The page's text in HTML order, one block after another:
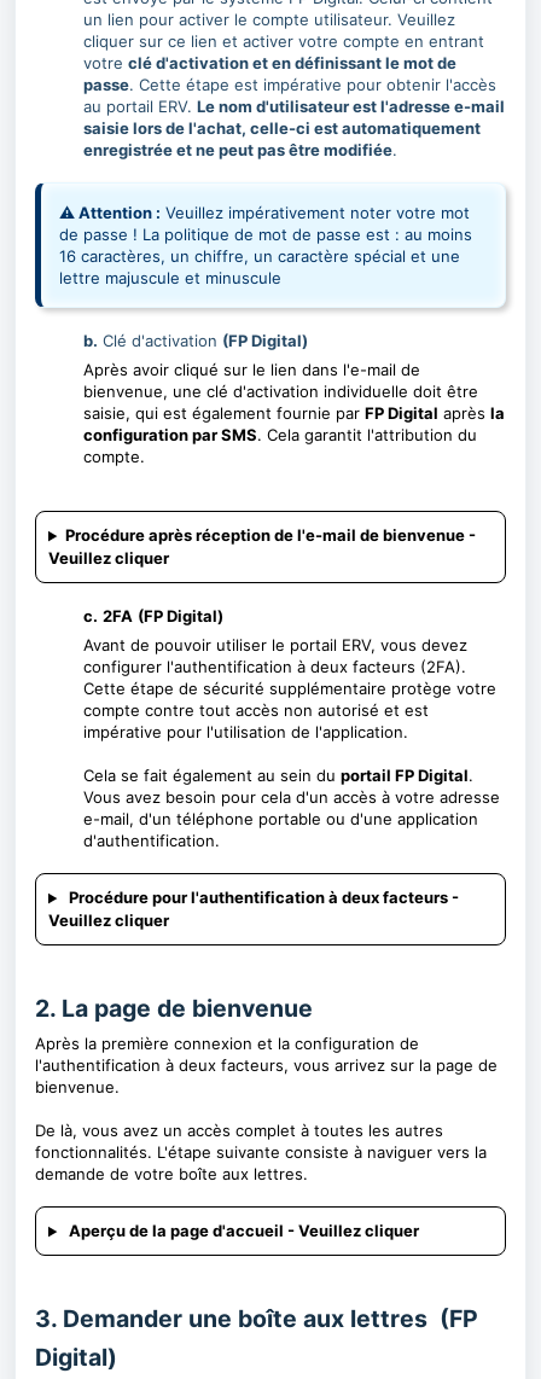
un lien pour activer le compte utilisateur. Veuillez
cliquer sur ce lien et activer votre compte en entrant
votre clé d'activation et en définissant le mot de
passe. Cette étape est impérative pour obtenir l'accès
au portail ERV. Le nom d'utilisateur est l'adresse e-mail
saisie lors de l'achat, celle-ci est automatiquement
enregistrée et ne peut pas être modifiée.
⚠ Attention : Veuillez impérativement noter votre mot
de passe ! La politique de mot de passe est : au moins
16 caractères, un chiffre, un caractère spécial et une
lettre majuscule et minuscule
b. Clé d'activation (FP Digital)
Après avoir cliqué sur le lien dans l'e-mail de
bienvenue, une clé d'activation individuelle doit être
saisie, qui est également fournie par FP Digital après la
configuration par SMS. Cela garantit l'attribution du
compte.
Procédure après réception de l'e-mail de bienvenue -
Veuillez cliquer
c. 2FA (FP Digital)
Avant de pouvoir utiliser le portail ERV, vous devez
configurer l'authentification à deux facteurs (2FA).
Cette étape de sécurité supplémentaire protège votre
compte contre tout accès non autorisé et est
impérative pour l'utilisation de l'application.
Cela se fait également au sein du portail FP Digital.
Vous avez besoin pour cela d'un accès à votre adresse
e-mail, d'un téléphone portable ou d'une application
d'authentification.
Procédure pour l'authentification à deux facteurs -
Veuillez cliquer
2. La page de bienvenue
Après la première connexion et la configuration de
l'authentification à deux facteurs, vous arrivez sur la page de
bienvenue.
De là, vous avez un accès complet à toutes les autres
fonctionnalités. L'étape suivante consiste à naviguer vers la
demande de votre boîte aux lettres.
Aperçu de la page d'accueil - Veuillez cliquer
3. Demander une boîte aux lettres (FP
Digital)